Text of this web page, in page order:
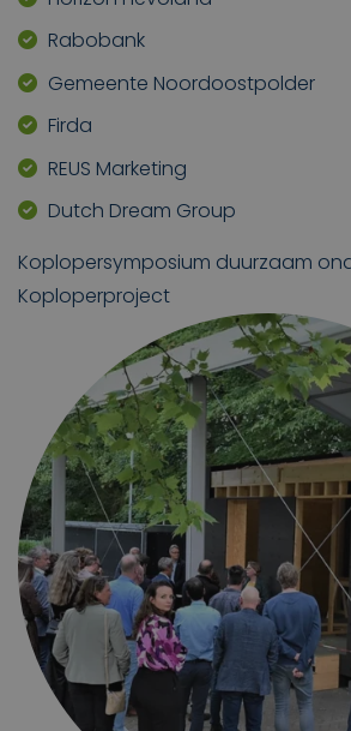
Rabobank
Gemeente Noordoostpolder
Firda
REUS Marketing
Dutch Dream Group
Koplopersymposium duurzaam
Koploperproject